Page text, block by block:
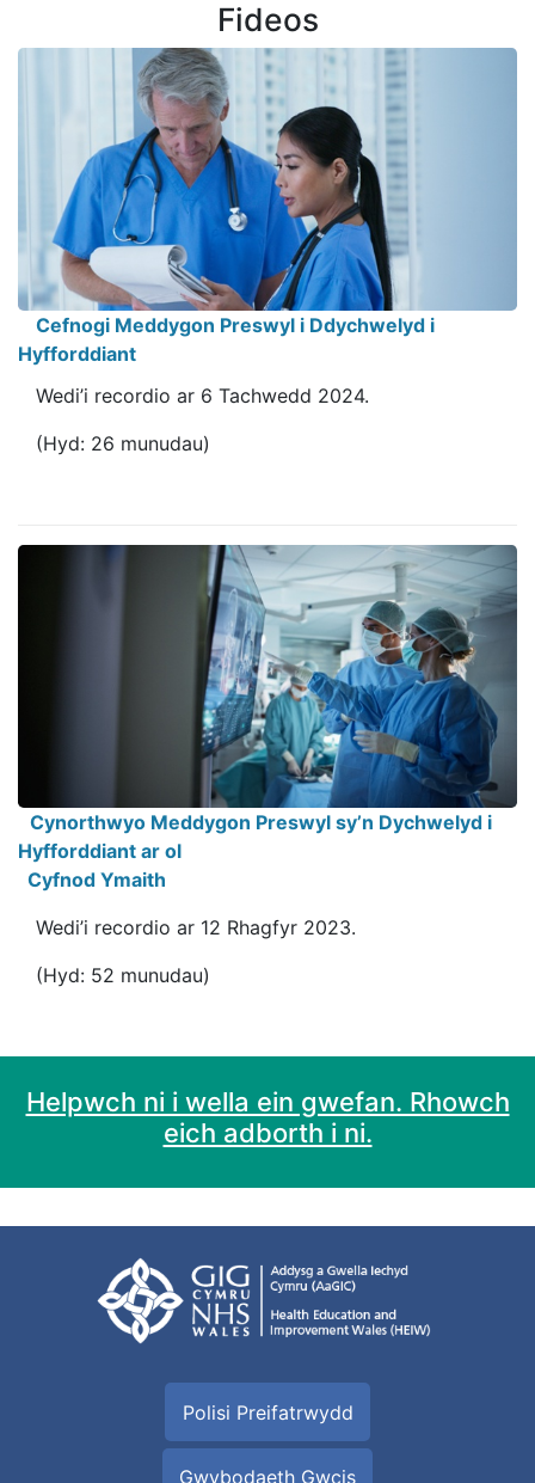
Fideos
Cefnogi Meddygon Preswyl i Ddychwelyd i
Hyfforddiant
Wedi’i recordio ar 6 Tachwedd 2024.
(Hyd: 26 munudau)
Cynorthwyo Meddygon Preswyl sy’n Dychwelyd i
Hyfforddiant ar ol
Cyfnod Ymaith
Wedi’i recordio ar 12 Rhagfyr 2023.
(Hyd: 52 munudau)
Helpwch ni i wella ein gwefan. Rhowch
eich adborth i ni.
Polisi Preifatrwydd
Gwybodaeth Gwcis